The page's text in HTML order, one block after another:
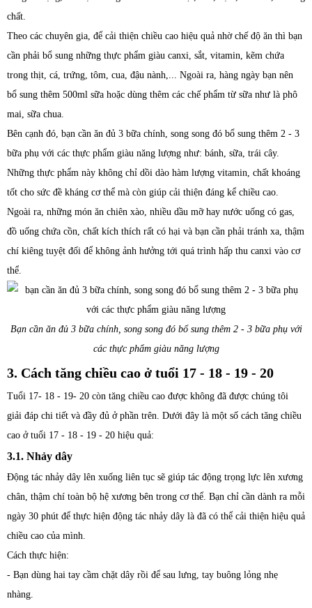
chất.
Theo các chuyên gia, để cải thiện chiều cao hiệu quả nhờ chế độ ăn thì bạn
cần phải bổ sung những thực phẩm giàu canxi, sắt, vitamin, kẽm chứa
trong thịt, cá, trứng, tôm, cua, đậu nành,... Ngoài ra, hàng ngày bạn nên
bổ sung thêm 500ml sữa hoặc dùng thêm các chế phẩm từ sữa như là phô
mai, sữa chua.
Bên cạnh đó, bạn cần ăn đủ 3 bữa chính, song song đó bổ sung thêm 2 - 3
bữa phụ với các thực phẩm giàu năng lượng như: bánh, sữa, trái cây.
Những thực phẩm này không chỉ dồi dào hàm lượng vitamin, chất khoáng
tốt cho sức đề kháng cơ thể mà còn giúp cải thiện đáng kể chiều cao.
Ngoài ra, những món ăn chiên xào, nhiều dầu mỡ hay nước uống có gas,
đồ uống chứa cồn, chất kích thích rất có hại và bạn cần phải tránh xa, thậm
chí kiêng tuyệt đối để không ảnh hưởng tới quá trình hấp thu canxi vào cơ
thể.
Bạn cần ăn đủ 3 bữa chính, song song đó bổ sung thêm 2 - 3 bữa phụ với
các thực phẩm giàu năng lượng
3. Cách tăng chiều cao ở tuổi 17 - 18 - 19 - 20
Tuổi 17- 18 - 19- 20 còn tăng chiều cao được không đã được chúng tôi
giải đáp chi tiết và đầy đủ ở phần trên. Dưới đây là một số cách tăng chiều
cao ở tuổi 17 - 18 - 19 - 20 hiệu quả:
3.1. Nhảy dây
Động tác nhảy dây lên xuống liên tục sẽ giúp tác động trọng lực lên xương
chân, thậm chí toàn bộ hệ xương bên trong cơ thể. Bạn chỉ cần dành ra mỗi
ngày 30 phút để thực hiện động tác nhảy dây là đã có thể cải thiện hiệu quả
chiều cao của mình.
Cách thực hiện:
- Bạn dùng hai tay cầm chặt dây rồi để sau lưng, tay buông lỏng nhẹ
nhàng.